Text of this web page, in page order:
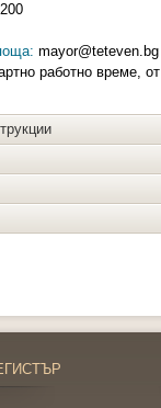
mayor@teteven.bg
работно време,